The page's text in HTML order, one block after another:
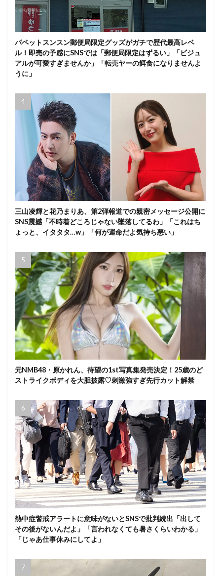
パペットスンスン郵便局限定グッズがガチで歴代最高レベ
ル！即売の予感にSNSでは「郵便局限定はずるい」「ビジュ
アルが可愛すぎませんか」「転売ヤーの餌食になりませんよ
うに」
三山凌輝と花乃まりあ、第2弾報道での親密メッセージ公開に
SNS震撼「不時着どころじゃない墜落してるわ」「これはち
ょっと、イタタタ…w」「何が運命だよ気持ち悪い」
元NMB48・原かれん、待望の1st写真集発売決定！25歳のど
ストライクボディを大胆披露♡刺激強すぎ先行カット解禁
熱中症警戒アラートに意味がないとSNSで批判続出「出して
その後がないんだよ」「言われなくても暑さくらいわかる」
「じゃあ仕事休みにしてよ」